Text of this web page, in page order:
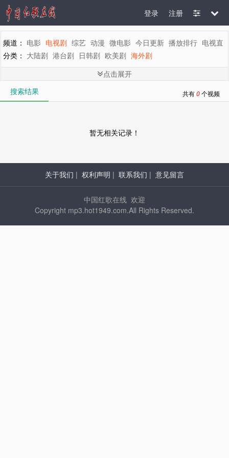
注册
登录
频道： 电影 电视剧 综艺 动漫 微电影 今日更新 播放排行 电视直
分类： 大陆剧 港台剧 日韩剧 欧美剧 海外剧
剧情： 全部 言情 都市 家庭 生活 偶像 喜剧 历史 古装 武侠 刑
地区： 全部 内地 香港 台湾 韩国 泰国 日本 美国 英国 新加坡
年代： 全部 2009 2008 2007
点击展开
搜索结果
共有0个视频
暂无相关记录！
关于我们 | 权利声明 | 联系我们 | 意见留言
中国红歌在线 欢迎
Copyright mp3.hot1949.com.All Rights Reserved.